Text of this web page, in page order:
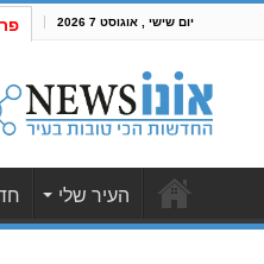
יום שישי , אוגוסט 7 2026
העיר שלי